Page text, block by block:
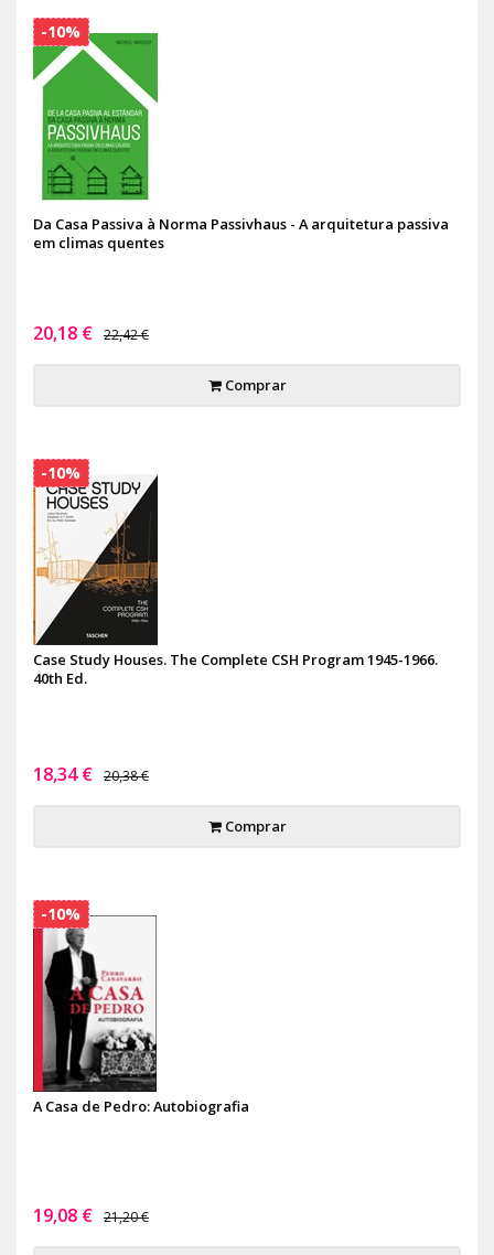
Da Casa Passiva à Norma Passivhaus - A arquitetura passiva
em climas quentes
20,18 € 22,42 €
Comprar
-10%
Case Study Houses. The Complete CSH Program 1945-1966.
40th Ed.
18,34 € 20,38 €
Comprar
-10%
A Casa de Pedro: Autobiografia
19,08 € 21,20 €
-10%